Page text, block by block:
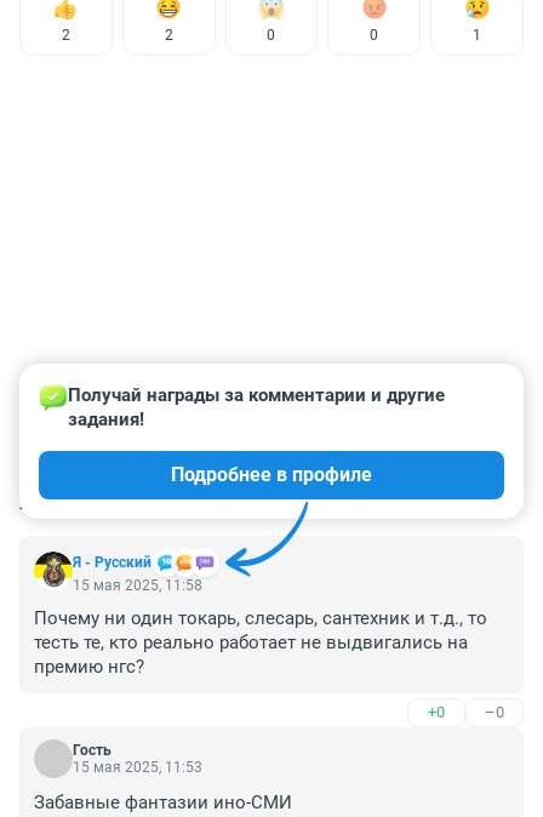
2 2 0 0 1
КОММЕНТАРИИ 4
Я - Русский
Получай награды за комментарии и другие
задания!
Подробнее в профиле
15 мая 2025, 11:58
Почему ни один токарь, слесарь, сантехник и т.д., то
тесть те, кто реально работает не выдвигались на
премию нгс?
+0 –0
Гость
15 мая 2025, 11:53
Забавные фантазии ино-СМИ